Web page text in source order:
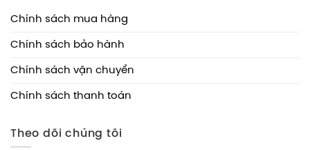
Chính sách mua hàng
Chính sách bảo hành
Chính sách vận chuyển
Chính sách thanh toán
Theo dõi chúng tôi